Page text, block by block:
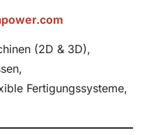
(2D & 3D),
Fertigungssysteme,